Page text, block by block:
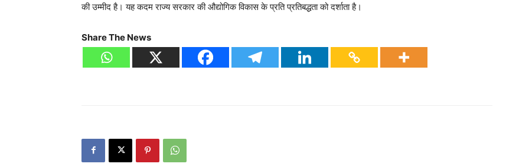
की उम्मीद है। यह कदम राज्य सरकार की औद्योगिक विकास के प्रति प्रतिबद्धता को दर्शाता है।
Share The News